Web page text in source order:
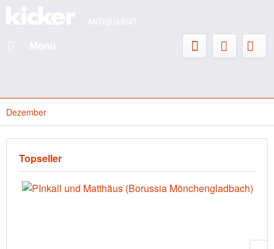
Dezember
Topseller